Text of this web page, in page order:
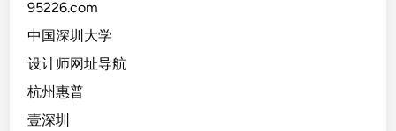
95226.com
中国深圳大学
设计师网址导航
杭州惠普
壹深圳